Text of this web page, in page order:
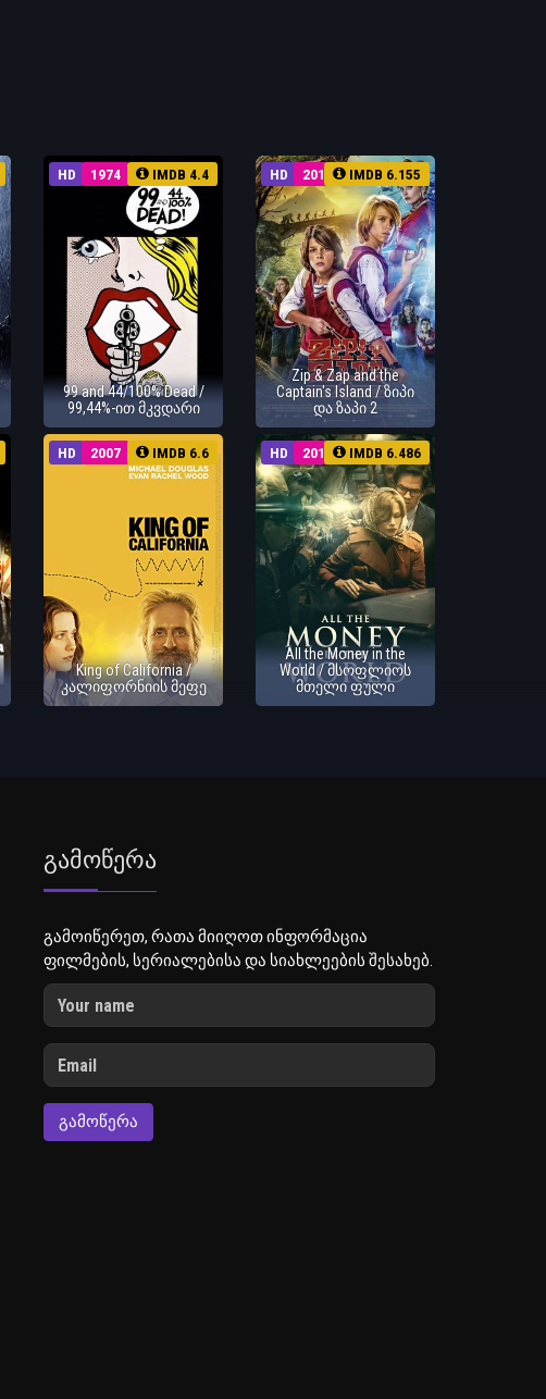
HD 1974 IMDB 4.4
99 and 44/100% Dead /
99,44%-ით მკვდარი
HD 2016 IMDB 6.155
Zip & Zap and the
Captain's Island / ზიპი
და ზაპი 2
HD 2007 IMDB 6.6
King of California /
კალიფორნიის მეფე
HD 2017 IMDB 6.486
All the Money in the
World / მსოფლიოს
მთელი ფული
Გამოწერა
გამოიწერეთ, რათა მიიღოთ ინფორმაცია
ფილმების, სერიალებისა და სიახლეების შესახებ.
ᲒᲐᲛᲝᲬᲔᲠᲐ